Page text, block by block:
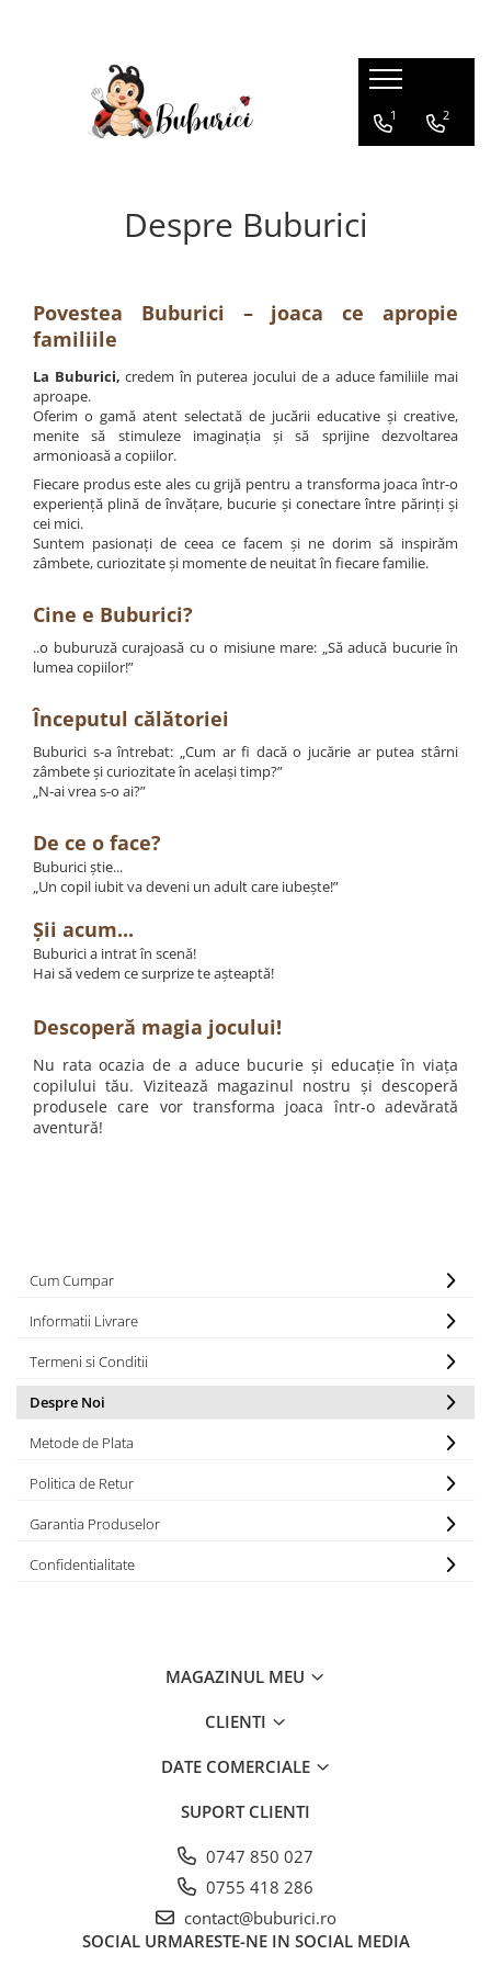
Bucătărie
Muzicale
Bebeluși
Diverse
Păpuși
Mașinuțe
0-1 Ani
5-7 Ani
8-10 Ani
1 2
Despre Buburici
Povestea Buburici – joaca ce apropie
familiile
La Buburici, credem în puterea jocului de a aduce familiile mai
aproape.
Oferim o gamă atent selectată de jucării educative și creative,
menite să stimuleze imaginația și să sprijine dezvoltarea
armonioasă a copiilor.
Fiecare produs este ales cu grijă pentru a transforma joaca într-o
experiență plină de învățare, bucurie și conectare între părinți și
cei mici.
Suntem pasionați de ceea ce facem și ne dorim să inspirăm
zâmbete, curiozitate și momente de neuitat în fiecare familie.
Cine e Buburici?
..o buburuză curajoasă cu o misiune mare: „Să aducă bucurie în
lumea copiilor!”
Începutul călătoriei
Buburici s-a întrebat: „Cum ar fi dacă o jucărie ar putea stârni
zâmbete și curiozitate în același timp?”
„N-ai vrea s-o ai?”
De ce o face?
Buburici știe...
„Un copil iubit va deveni un adult care iubește!”
Șii acum...
Buburici a intrat în scenă!
Hai să vedem ce surprize te așteaptă!
Descoperă magia jocului!
Nu rata ocazia de a aduce bucurie și educație în viața
copilului tău. Vizitează magazinul nostru și descoperă
produsele care vor transforma joaca într-o adevărată
aventură!
Cum Cumpar
Informatii Livrare
Termeni si Conditii
Despre Noi
Metode de Plata
Politica de Retur
Garantia Produselor
Confidentialitate
MAGAZINUL MEU
CLIENTI
DATE COMERCIALE
SUPORT CLIENTI
0747 850 027
0755 418 286
contact@buburici.ro
SOCIAL URMARESTE-NE IN SOCIAL MEDIA